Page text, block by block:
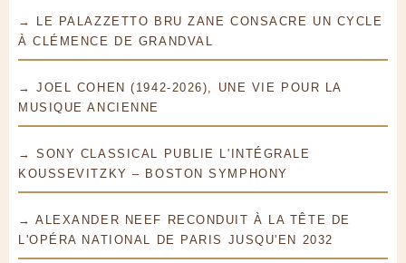
→ LE PALAZZETTO BRU ZANE CONSACRE UN CYCLE
À CLÉMENCE DE GRANDVAL
→ JOEL COHEN (1942-2026), UNE VIE POUR LA
MUSIQUE ANCIENNE
→ SONY CLASSICAL PUBLIE L'INTÉGRALE
KOUSSEVITZKY – BOSTON SYMPHONY
→ ALEXANDER NEEF RECONDUIT À LA TÊTE DE
L'OPÉRA NATIONAL DE PARIS JUSQU'EN 2032